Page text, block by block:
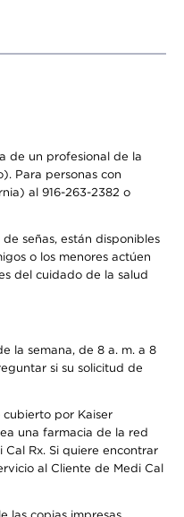
de un profesional de la
Para personas con
al 916-263-2382 o
señas, están disponibles
o los menores actúen
del cuidado de la salud
la semana, de 8 a. m. a 8
si su solicitud de
cubierto por Kaiser
una farmacia de la red
Rx. Si quiere encontrar
al Cliente de Medi Cal